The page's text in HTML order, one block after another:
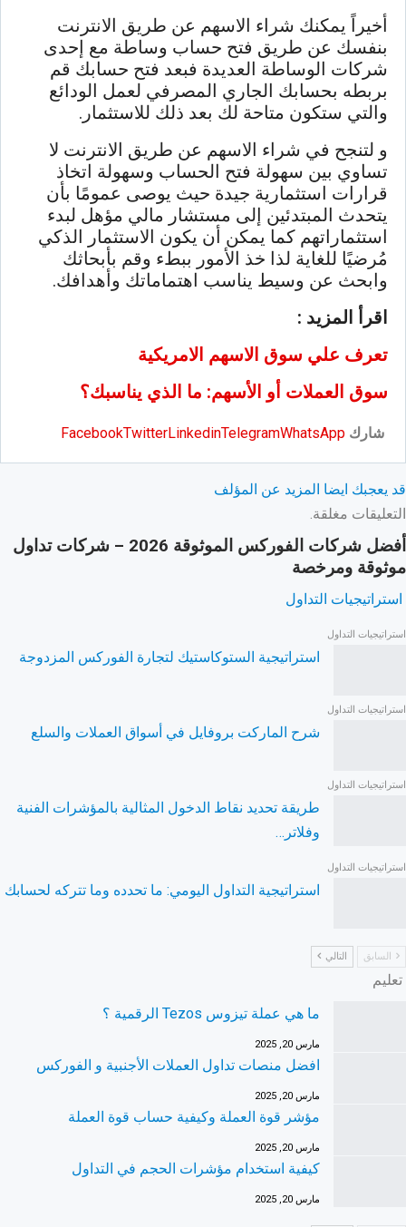
أخيراً يمكنك شراء الاسهم عن طريق الانترنت
بنفسك عن طريق فتح حساب وساطة مع إحدى
شركات الوساطة العديدة فبعد فتح حسابك قم
بربطه بحسابك الجاري المصرفي لعمل الودائع
والتي ستكون متاحة لك بعد ذلك للاستثمار.
و لتنجح في شراء الاسهم عن طريق الانترنت لا
تساوي بين سهولة فتح الحساب وسهولة اتخاذ
قرارات استثمارية جيدة حيث يوصى عمومًا بأن
يتحدث المبتدئين إلى مستشار مالي مؤهل لبدء
استثماراتهم كما يمكن أن يكون الاستثمار الذكي
مُرضيًا للغاية لذا خذ الأمور ببطء وقم بأبحاثك
وابحث عن وسيط يناسب اهتماماتك وأهدافك.
اقرأ المزيد :
تعرف علي سوق الاسهم الامريكية
سوق العملات أو الأسهم: ما الذي يناسبك؟
شارك FacebookTwitterLinkedinTelegramWhatsApp
قد يعجبك ايضا المزيد عن المؤلف
التعليقات مغلقة.
أفضل شركات الفوركس الموثوقة 2026 – شركات تداول
موثوقة ومرخصة
استراتيجيات التداول
استراتيجيات التداول
استراتيجية الستوكاستيك لتجارة الفوركس المزدوجة
استراتيجيات التداول
شرح الماركت بروفايل في أسواق العملات والسلع
استراتيجيات التداول
طريقة تحديد نقاط الدخول المثالية بالمؤشرات الفنية
وفلاتر…
استراتيجيات التداول
استراتيجية التداول اليومي: ما تحدده وما تتركه لحسابك
السابق التالي
تعليم
ما هي عملة تيزوس Tezos الرقمية ؟
مارس 20, 2025
افضل منصات تداول العملات الأجنبية و الفوركس
مارس 20, 2025
مؤشر قوة العملة وكيفية حساب قوة العملة
مارس 20, 2025
كيفية استخدام مؤشرات الحجم في التداول
مارس 20, 2025